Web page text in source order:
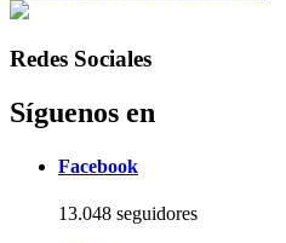
Redes Sociales
Síguenos en
Facebook
13.048 seguidores